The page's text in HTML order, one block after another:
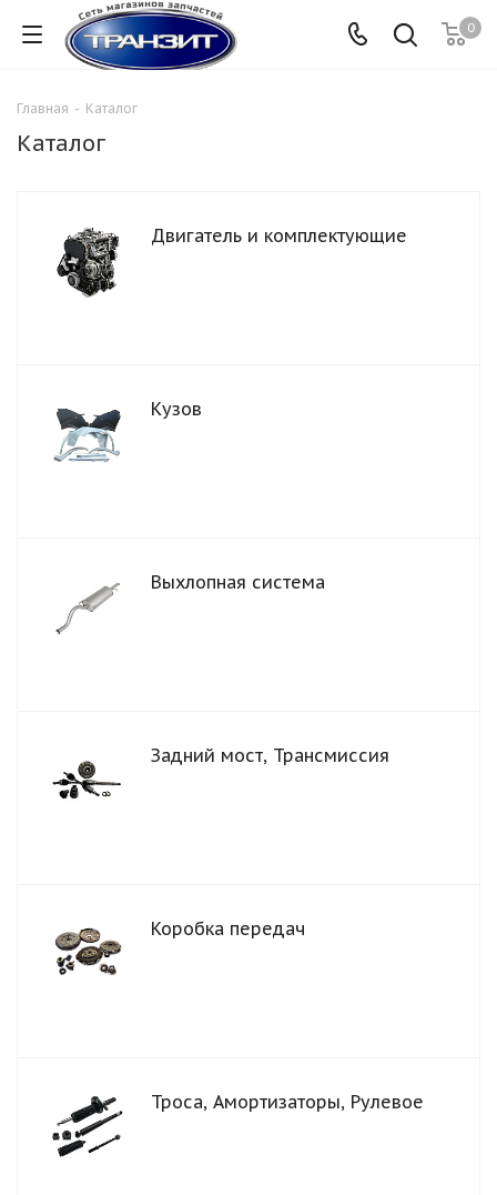
0
Главная - Каталог
Каталог
Двигатель и комплектующие
Кузов
Выхлопная система
Задний мост, Трансмиссия
Коробка передач
Троса, Амортизаторы, Рулевое